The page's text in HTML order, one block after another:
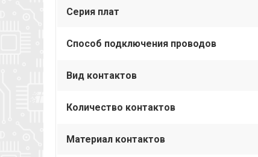
Серия плат
Способ подключения проводов
Вид контактов
Количество контактов
Материал контактов